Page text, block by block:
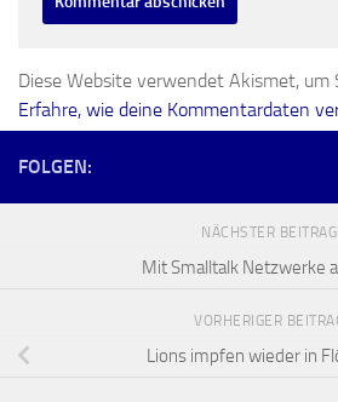
Diese Website verwendet Akismet, um
Erfahre, wie deine Kommentardaten
FOLGEN:
NÄCHSTER BEITRAG
Mit Smalltalk Netzwerke
VORHERIGER
Lions impfen wieder in